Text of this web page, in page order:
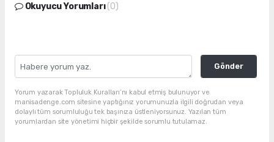
Okuyucu Yorumları(0)
Gönder
Yorum yazarak Topluluk Kuralları’nı kabul etmiş bulunuyor ve
manisadenge.com sitesine yaptığınız yorumunuzla ilgili doğrudan veya
dolaylı tüm sorumluluğu tek başınıza üstleniyorsunuz. Yazılan tüm
yorumlardan site yönetimi hiçbir şekilde sorumlu tutulamaz.